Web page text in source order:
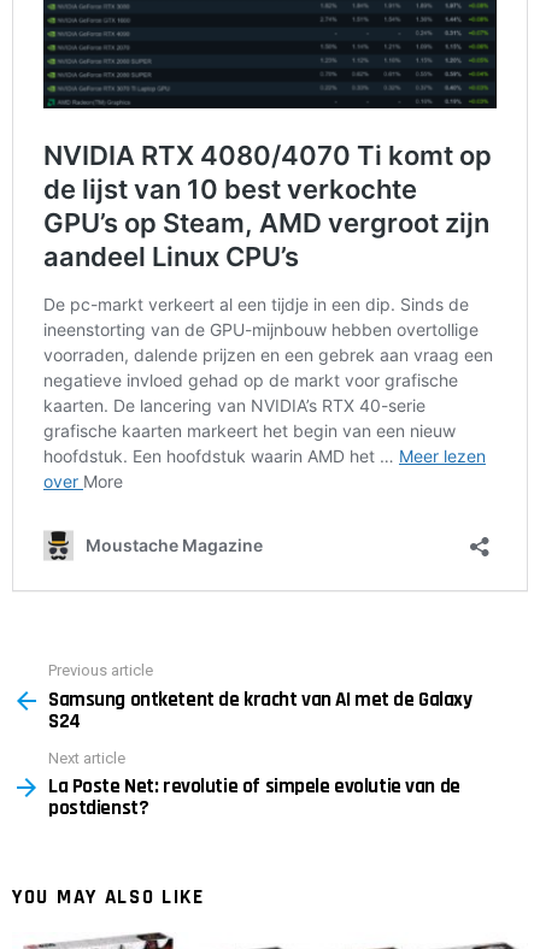
more
Previous article
Samsung ontketent de kracht van AI met de Galaxy
S24
Next article
La Poste Net: revolutie of simpele evolutie van de
postdienst?
YOU MAY ALSO LIKE